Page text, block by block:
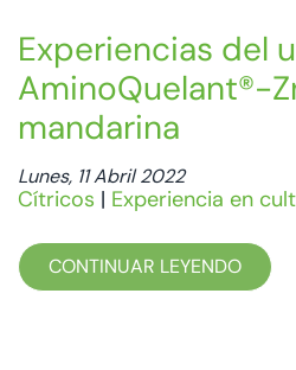
Experiencias del
AminoQuelant®-
mandarina
Lunes, 11 Abril 2022
Cítricos | Experiencia en
CONTINUAR LEYENDO